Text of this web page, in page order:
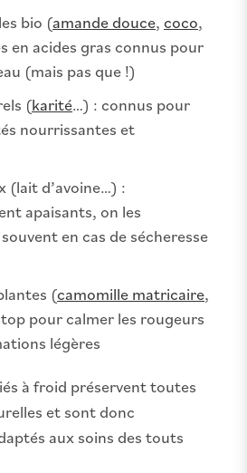
bio (amande douce, coco,
en acides gras connus pour
(mais pas que !)
(karité…) : connus pour
nourrissantes et
(lait d’avoine…) :
apaisants, on les
en cas de sécheresse
(camomille matricaire,
pour calmer les rougeurs
légères
à froid préservent toutes
et sont donc
aux soins des touts